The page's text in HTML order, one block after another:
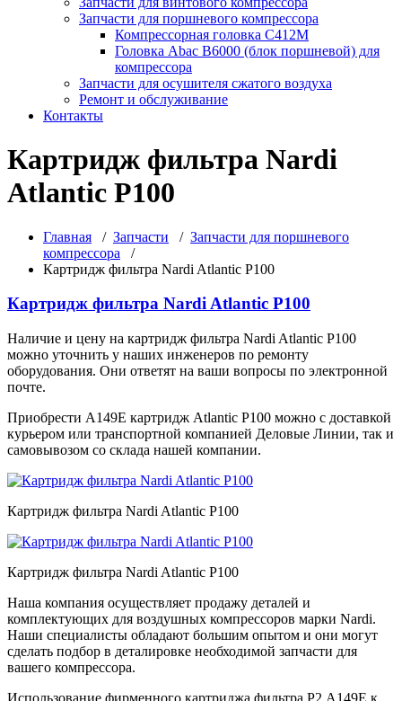
Запчасти для поршневого компрессора
Компрессорная головка С412М
Головка Abac B6000 (блок поршневой) для
компрессора
Запчасти для осушителя сжатого воздуха
Ремонт и обслуживание
Контакты
Картридж фильтра Nardi
Atlantic P100
Главная / Запчасти / Запчасти для поршневого
компрессора /
Картридж фильтра Nardi Atlantic P100
Картридж фильтра Nardi Atlantic P100
Наличие и цену на картридж фильтра Nardi Atlantic P100
можно уточнить у наших инженеров по ремонту
оборудования. Они ответят на ваши вопросы по электронной
почте.
Приобрести А149Е картридж Atlantic P100 можно с доставкой
курьером или транспортной компанией Деловые Линии, так и
самовывозом со склада нашей компании.
Картридж фильтра Nardi Atlantic P100
Картридж фильтра Nardi Atlantic P100
Наша компания осуществляет продажу деталей и
комплектующих для воздушных компрессоров марки Nardi.
Наши специалисты обладают большим опытом и они могут
сделать подбор в деталировке необходимой запчасти для
вашего компрессора.